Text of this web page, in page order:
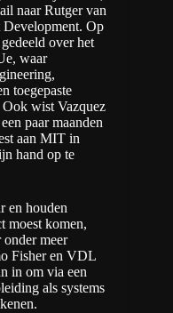
naar Rutger van
. Op
over het
, waar
toegepaste
wist Vazquez
paar maanden
aan MIT in
hand op te
en houden
moest komen,
onder meer
Fisheren VDL
in om via een
als systems